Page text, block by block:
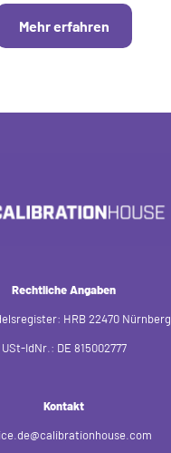
Mehr erfahren
Rechtliche Angaben
HRB 22470 Nürnberg
USt-IdNr.: DE 815002777
Kontakt